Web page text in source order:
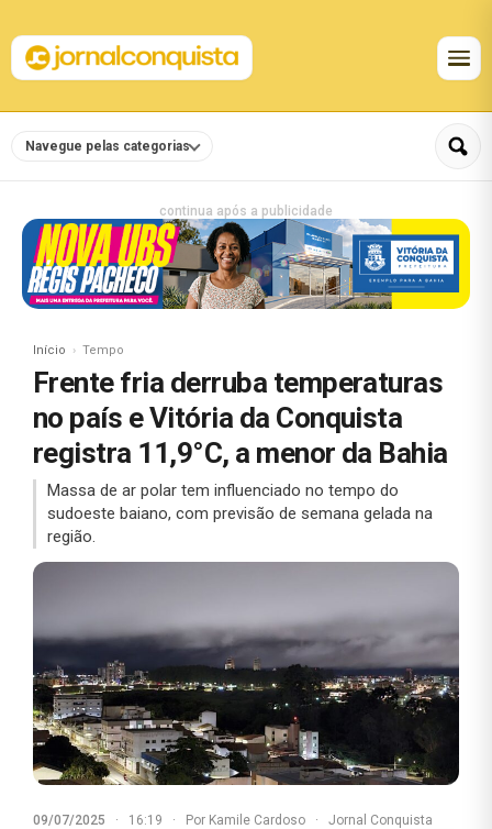
Navegue pelas categorias
continua após a publicidade
Início Tempo
Frente fria derruba temperaturas
no país e Vitória da Conquista
registra 11,9°C, a menor da Bahia
Massa de ar polar tem influenciado no tempo do
sudoeste baiano, com previsão de semana gelada na
região.
09/07/2025 · 16:19 · Por Kamile Cardoso · Jornal Conquista